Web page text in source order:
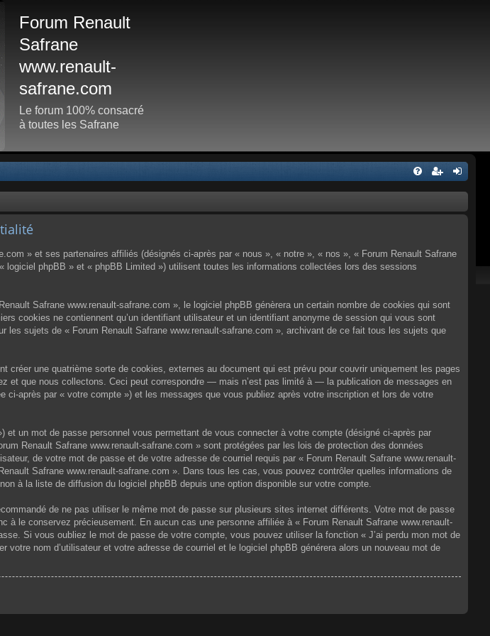
Forum Renault
Safrane
www.renault-
safrane.com
Le forum 100% consacré
à toutes les Safrane
» et ses partenaires affiliés (désignés ci-après par « nous », « notre », « nos », « Forum Renault Safrane
phpBB » et « phpBB Limited ») utilisent toutes les informations collectées lors des sessions
Safrane www.renault-safrane.com », le logiciel phpBB génèrera un certain nombre de cookies qui sont
cookies ne contiennent qu’un identifiant utilisateur et un identifiant anonyme de session qui vous sont
sujets de « Forum Renault Safrane www.renault-safrane.com », archivant de ce fait tous les sujets que
une quatrième sorte de cookies, externes au document qui est prévu pour couvrir uniquement les pages
et que nous collectons. Ceci peut correspondre — mais n’est pas limité à — la publication de messages en
ci-après par « votre compte ») et les messages que vous publiez après votre inscription et lors de votre
un mot de passe personnel vous permettant de vous connecter à votre compte (désigné ci-après par
Renault Safrane www.renault-safrane.com » sont protégées par les lois de protection des données
de votre mot de passe et de votre adresse de courriel requis par « Forum Renault Safrane www.renault-
Safrane www.renault-safrane.com ». Dans tous les cas, vous pouvez contrôler quelles informations de
à la liste de diffusion du logiciel phpBB depuis une option disponible sur votre compte.
de ne pas utiliser le même mot de passe sur plusieurs sites internet différents. Votre mot de passe
le conservez précieusement. En aucun cas une personne affiliée à « Forum Renault Safrane www.renault-
Si vous oubliez le mot de passe de votre compte, vous pouvez utiliser la fonction « J’ai perdu mon mot de
nom d’utilisateur et votre adresse de courriel et le logiciel phpBB générera alors un nouveau mot de